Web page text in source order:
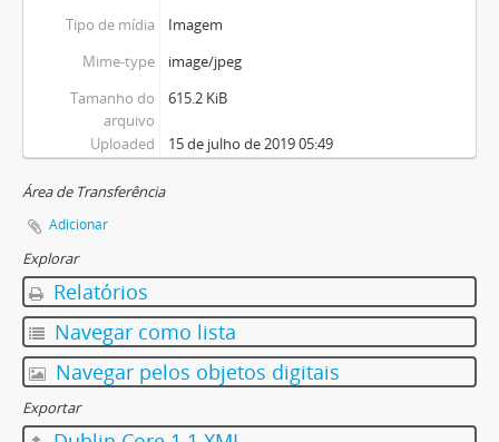
Tipo de mídia
Imagem
Mime-type
image/jpeg
Tamanho do
arquivo
615.2 KiB
Uploaded 15 de julho de 2019 05:49
Área de Transferência
Adicionar
Explorar
Relatórios
Navegar como lista
Navegar pelos objetos digitais
Exportar